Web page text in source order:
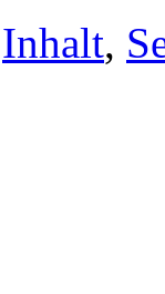
Inhalt,